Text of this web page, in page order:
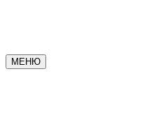
МЕНЮ